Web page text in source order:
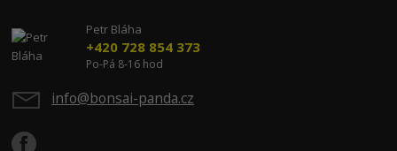
Petr Bláha
+420 728 854 373
Po-Pá 8-16 hod
info@bonsai-panda.cz